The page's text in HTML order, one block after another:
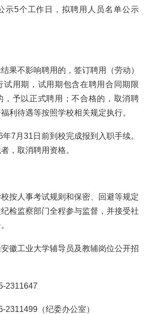
示5个工作日，拟聘用人员名单公示
果不影响聘用的，签订聘用（劳动）
试用期，试用期包含在聘用合同期限
，予以正式聘用；不合格的，取消聘
利待遇等按照学校相关规定执行。
7月31日前到校完成报到入职手续。
，取消聘用资格。
校按人事考试规则和保密、回避等规定
检监察部门全程参与监督，并接受社
安徽工业大学辅导员及教辅岗位公开招
2311647
2311499（纪委办公室）